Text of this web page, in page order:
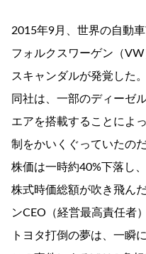
2015年9月、世界の自動
フォルクスワーゲン（
スキャンダルが発覚した。
同社は、一部のディーゼ
エアを搭載することによ
制をかいくぐっていたの
株価は一時約40%下落し
株式時価総額が吹き飛ん
ンCEO（経営最高責任者
トヨタ打倒の夢は、一瞬